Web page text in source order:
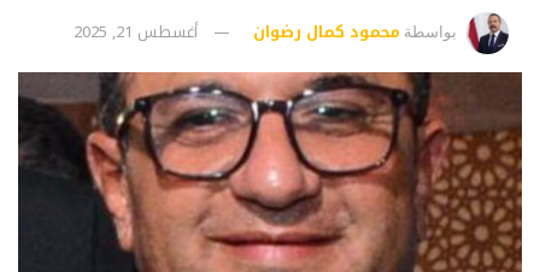
بواسطة محمود كمال رضوان أغسطس 21, 2025